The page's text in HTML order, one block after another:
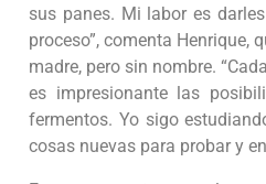
sus panes. Mi labor es
proceso”, comenta Henrique,
madre, pero sin nombre.
es impresionante las
fermentos. Yo sigo
cosas nuevas para probar y